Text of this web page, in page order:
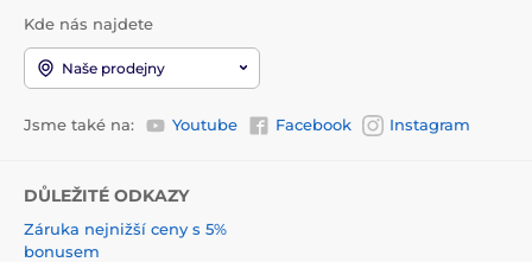
Kde nás najdete
Naše prodejny
Jsme také na: Youtube Facebook Instagram
DŮLEŽITÉ ODKAZY
Záruka nejnižší ceny s 5%
bonusem